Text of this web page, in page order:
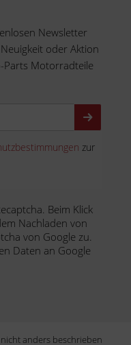
Newsletter
oder Aktion
Parts Motorradteile
zur
Beim Klick
Nachladen von
von Google zu.
Daten an Google
anders beschrieben